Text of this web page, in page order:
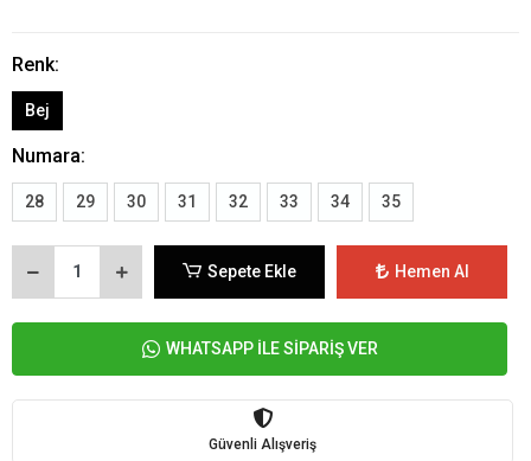
Renk:
Bej
Numara:
28 29 30 31 32 33 34 35
Sepete Ekle Hemen Al
WHATSAPP İLE SİPARİŞ VER
Güvenli Alışveriş